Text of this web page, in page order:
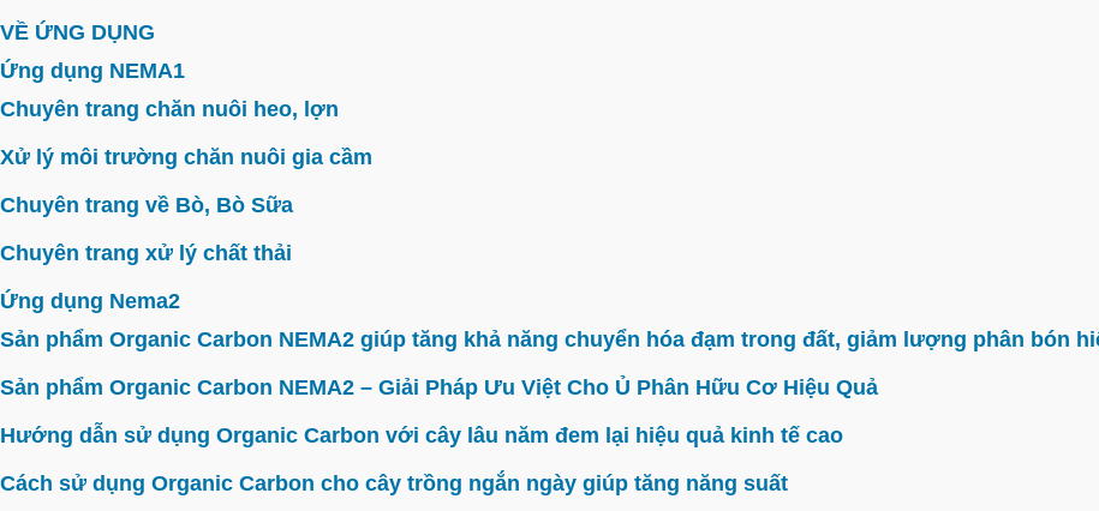
VỀ ỨNG DỤNG
Ứng dụng NEMA1
Chuyên trang chăn nuôi heo, lợn
Xử lý môi trường chăn nuôi gia cầm
Chuyên trang về Bò, Bò Sữa
Chuyên trang xử lý chất thải
Ứng dụng Nema2
Sản phẩm Organic Carbon NEMA2 giúp tăng khả năng chuyển hóa đạm trong đất, giảm lượng phân bón
Sản phẩm Organic Carbon NEMA2 – Giải Pháp Ưu Việt Cho Ủ Phân Hữu Cơ Hiệu Quả
Hướng dẫn sử dụng Organic Carbon với cây lâu năm đem lại hiệu quả kinh tế cao
Cách sử dụng Organic Carbon cho cây trồng ngắn ngày giúp tăng năng suất